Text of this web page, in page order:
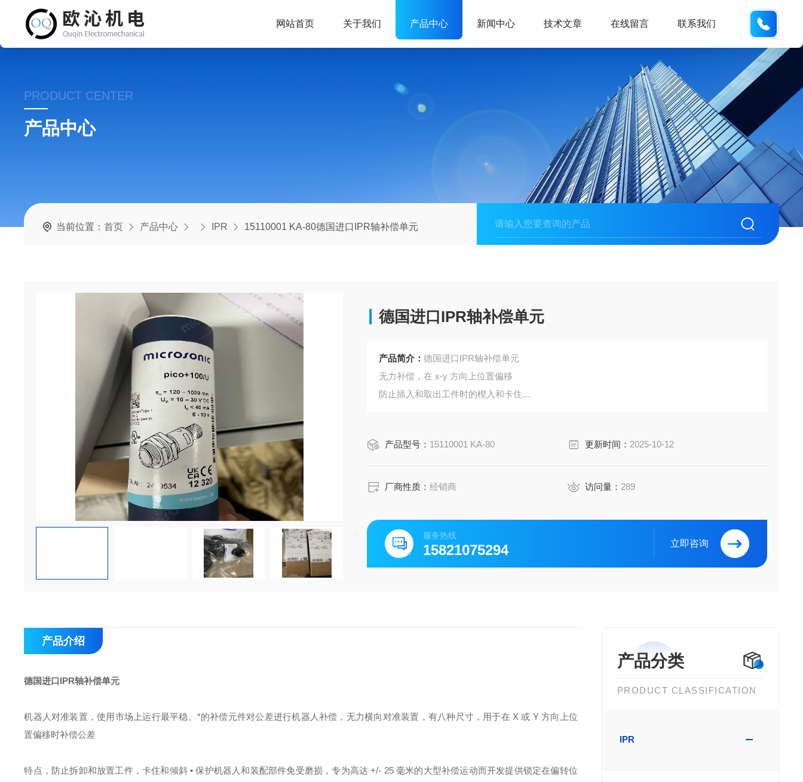
网站首页 关于我们 产品中心 新闻中心 技术文章 在线留言 联系我们
PRODUCT CENTER
产品中心
当前位置：首页 产品中心 IPR 15110001 KA-80德国进口IPR轴补偿单元
德国进口IPR轴补偿单元
产品简介：德国进口IPR轴补偿单元
无力补偿，在 x-y 方向上位置偏移
防止插入和取出工件时的楔入和卡住
产品型号： 15110001 KA-80 更新时间： 2025-10-12
厂商性质：经销商 访问量： 289
服务热线
15821075294 立即咨询
产品分类
PRODUCT CLASSIFICATION
IPR
产品介绍
德国进口IPR轴补偿单元
机器人对准装置，使用市场上运行最平稳、*的补偿元件对公差进行机器人补偿，无力横向对准装置，有八种尺寸，用于在 X 或 Y 方向上位
置偏移时补偿公差
特点，防止拆卸和放置工件，卡住和倾斜 • 保护机器人和装配部件免受磨损，专为高达 +/- 25 毫米的大型补偿运动而开发提供锁定在偏转位